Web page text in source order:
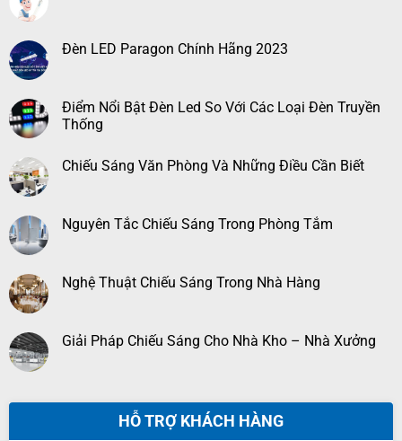
Đèn LED Paragon Chính Hãng 2023
Điểm Nổi Bật Đèn Led So Với Các Loại Đèn Truyền
Thống
Chiếu Sáng Văn Phòng Và Những Điều Cần Biết
Nguyên Tắc Chiếu Sáng Trong Phòng Tắm
Nghệ Thuật Chiếu Sáng Trong Nhà Hàng
Giải Pháp Chiếu Sáng Cho Nhà Kho – Nhà Xưởng
HỖ TRỢ KHÁCH HÀNG